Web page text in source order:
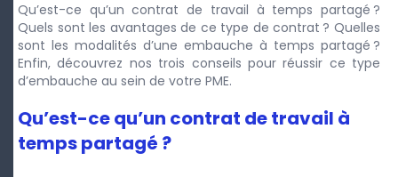
Qu’est-ce qu’un contrat de travail à temps partagé ?
Quels sont les avantages de ce type de contrat ? Quelles
sont les modalités d’une embauche à temps partagé ?
Enfin, découvrez nos trois conseils pour réussir ce type
d’embauche au sein de votre PME.
Qu’est-ce qu’un contrat de travail à
temps partagé ?